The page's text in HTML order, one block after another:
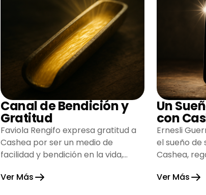
Canal de Bendición y
Gratitud
Faviola Rengifo expresa gratitud a
Cashea por ser un medio de
facilidad y bendición en la vida,
esperanza.
Ver Más
Un
con
Ernesli
el sueño de
Cashea,
alegría su
Ver Más